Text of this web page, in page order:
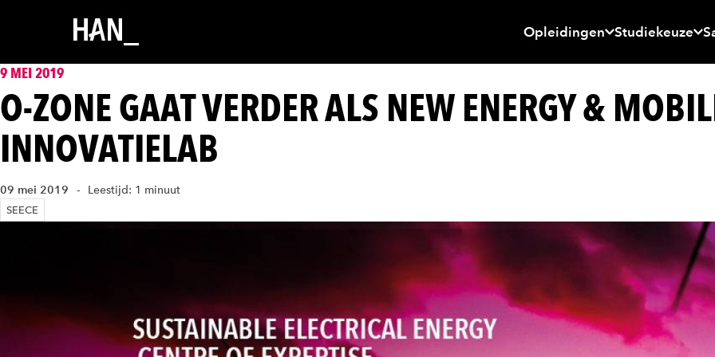
Opleidingen Studiekeuze
9 MEI 2019
O-ZONE GAAT VERDER ALS NEW ENERGY &
INNOVATIELAB
09 mei 2019 Leestijd: 1 minuut
SEECE